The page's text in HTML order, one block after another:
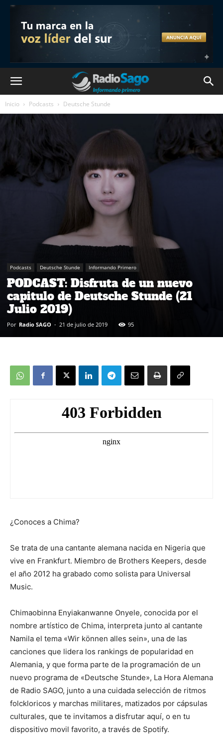
Inicio Podcasts Deutsche Stunde
Podcasts Deutsche Stunde Informando Primero
PODCAST: Disfruta de un nuevo
capitulo de Deutsche Stunde (21
Julio 2019)
Por Radio SAGO - 21 de julio de 2019 95
¿Conoces a Chima?
Se trata de una cantante alemana nacida en Nigeria que
vive en Frankfurt. Miembro de Brothers Keepers, desde
el año 2012 ha grabado como solista para Universal
Music.
Chimaobinna Enyiakanwanne Onyele, conocida por el
nombre artístico de Chima, interpreta junto al cantante
Namila el tema «Wir können alles sein», una de las
canciones que lidera los rankings de popularidad en
Alemania, y que forma parte de la programación de un
nuevo programa de «Deutsche Stunde», La Hora Alemana
de Radio SAGO, junto a una cuidada selección de ritmos
folckloricos y marchas militares, matizados por cápsulas
culturales, que te invitamos a disfrutar aquí, o en tu
dispositivo movil favorito, a través de Spotify.